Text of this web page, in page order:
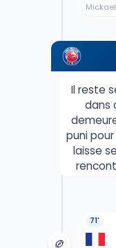
Il reste
dans
puni
laisse
71'